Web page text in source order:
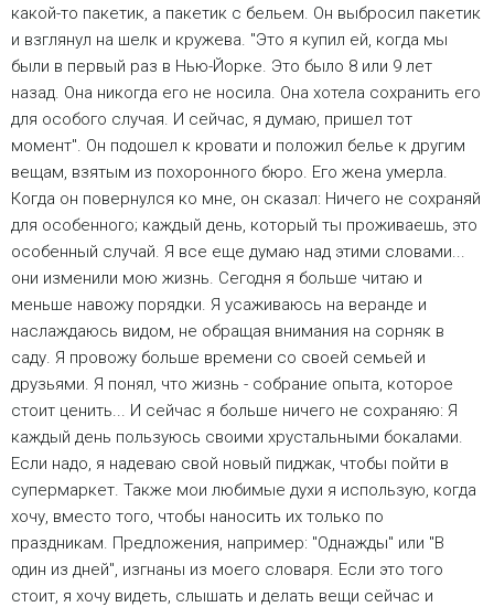
какой-то пакетик, а пакетик с бельем. Он выбросил пакетик
и взглянул на шелк и кружева. "Это я купил ей, когда мы
были в первый раз в Нью-Йорке. Это было 8 или 9 лет
назад. Она никогда его не носила. Она хотела сохранить его
для особого случая. И сейчас, я думаю, пришел тот
момент". Он подошел к кровати и положил белье к другим
вещам, взятым из похоронного бюро. Его жена умерла.
Когда он повернулся ко мне, он сказал: Ничего не сохраняй
для особенного; каждый день, который ты проживаешь, это
особенный случай. Я все еще думаю над этими словами...
они изменили мою жизнь. Сегодня я больше читаю и
меньше навожу порядки. Я усаживаюсь на веранде и
наслаждаюсь видом, не обращая внимания на сорняк в
саду. Я провожу больше времени со своей семьей и
друзьями. Я понял, что жизнь - собрание опыта, которое
стоит ценить... И сейчас я больше ничего не сохраняю: Я
каждый день пользуюсь своими хрустальными бокалами.
Если надо, я надеваю свой новый пиджак, чтобы пойти в
супермаркет. Также мои любимые духи я использую, когда
хочу, вместо того, чтобы наносить их только по
праздникам. Предложения, например: "Однажды" или "В
один из дней", изгнаны из моего словаря. Если это того
стоит, я хочу видеть, слышать и делать вещи сейчас и